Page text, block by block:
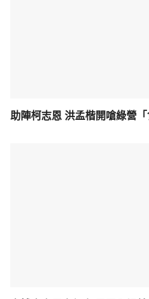
助陣柯志恩 洪孟楷開嗆綠營「